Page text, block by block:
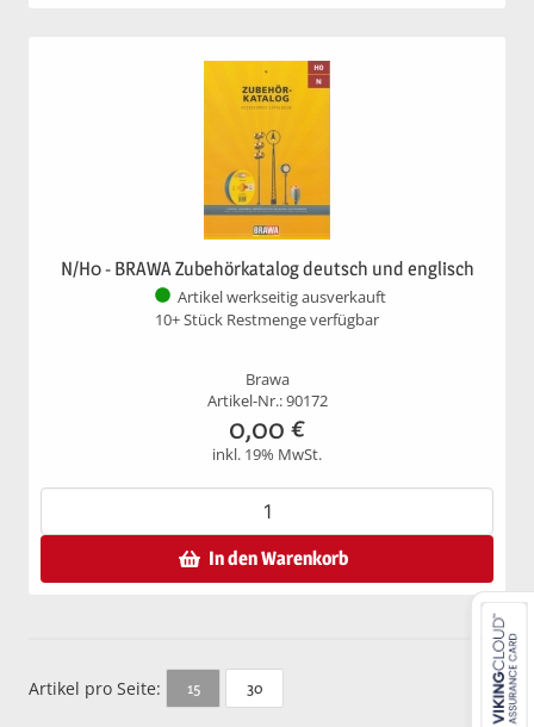
N/H0 - BRAWA Zubehörkatalog deutsch und englisch
Artikel werkseitig ausverkauft
10+ Stück Restmenge verfügbar
Brawa
Artikel-Nr.: 90172
0,00 €
inkl. 19% MwSt.
In den Warenkorb
Artikel pro Seite: 15 30